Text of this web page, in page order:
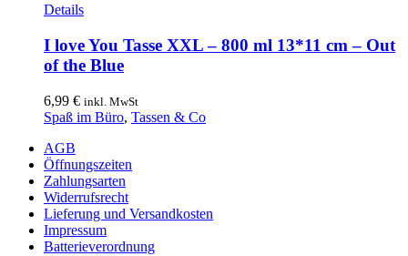
Details
I love You Tasse XXL – 800 ml 13*11 cm – Out
of the Blue
6,99 € inkl. MwSt
Spaß im Büro, Tassen & Co
AGB
Öffnungszeiten
Zahlungsarten
Widerrufsrecht
Lieferung und Versandkosten
Impressum
Batterieverordnung